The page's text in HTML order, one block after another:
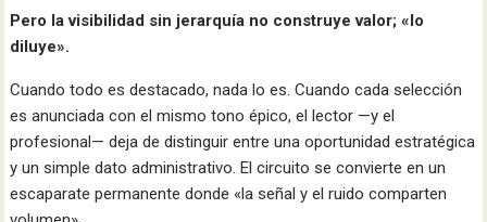
Pero la visibilidad sin jerarquía no construye valor; «lo
diluye».
Cuando todo es destacado, nada lo es. Cuando cada selección
es anunciada con el mismo tono épico, el lector —y el
profesional— deja de distinguir entre una oportunidad estratégica
y un simple dato administrativo. El circuito se convierte en un
escaparate permanente donde «la señal y el ruido comparten